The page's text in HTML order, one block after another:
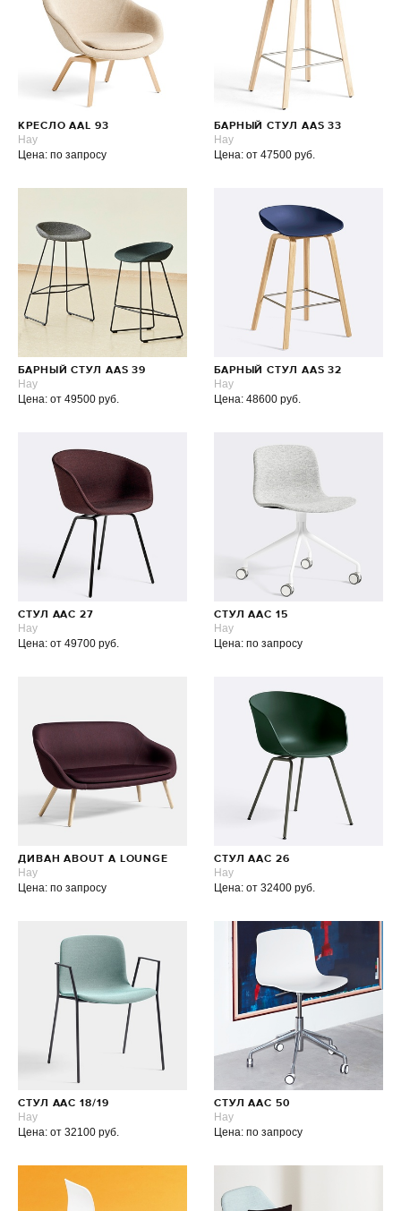
КРЕСЛО AAL 93
Hay
Цена: по запросу
БАРНЫЙ СТУЛ AAS 33
Hay
Цена: от 47500 руб.
БАРНЫЙ СТУЛ AAS 39
Hay
Цена: от 49500 руб.
БАРНЫЙ СТУЛ AAS 32
Hay
Цена: 48600 руб.
СТУЛ AAC 27
Hay
Цена: от 49700 руб.
СТУЛ AAC 15
Hay
Цена: по запросу
ДИВАН ABOUT A LOUNGE
Hay
Цена: по запросу
СТУЛ AAC 26
Hay
Цена: от 32400 руб.
СТУЛ AAC 18/19
Hay
Цена: от 32100 руб.
СТУЛ AAC 50
Hay
Цена: по запросу